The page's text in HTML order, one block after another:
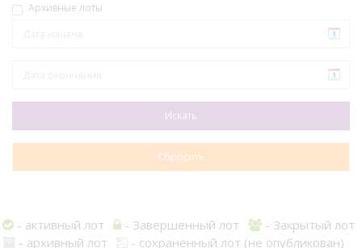
Архивные лоты
- активный лот - Завершенный лот
- Закрытый лот
- архивный лот
- сохраненный лот (не опубликован)